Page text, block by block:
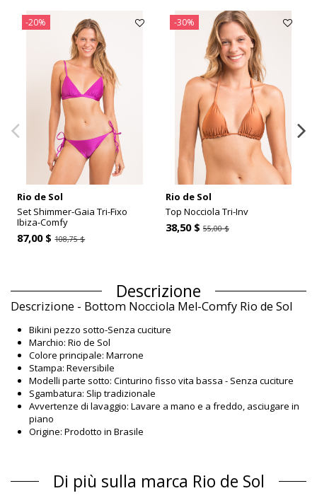
-20%
Rio de Sol
Set Shimmer-Gaia Tri-Fixo
Ibiza-Comfy
87,00 $108,75 $
-30%
Rio de Sol
Top Nocciola Tri-Inv
38,50 $ 55,00 $
Descrizione
Descrizione - Bottom Nocciola Mel-Comfy Rio de Sol
Bikini pezzo sotto-Senza cuciture
Marchio: Rio de Sol
Colore principale: Marrone
Stampa: Reversibile
Modelli parte sotto: Cinturino fisso vita bassa - Senza cuciture
Sgambatura: Slip tradizionale
Avvertenze di lavaggio: Lavare a mano e a freddo, asciugare in
piano
Origine: Prodotto in Brasile
Composizione
Composizione: 84% Biodegradable Nylon (AMNI SOUL ECO),
Di più sulla marca Rio de Sol